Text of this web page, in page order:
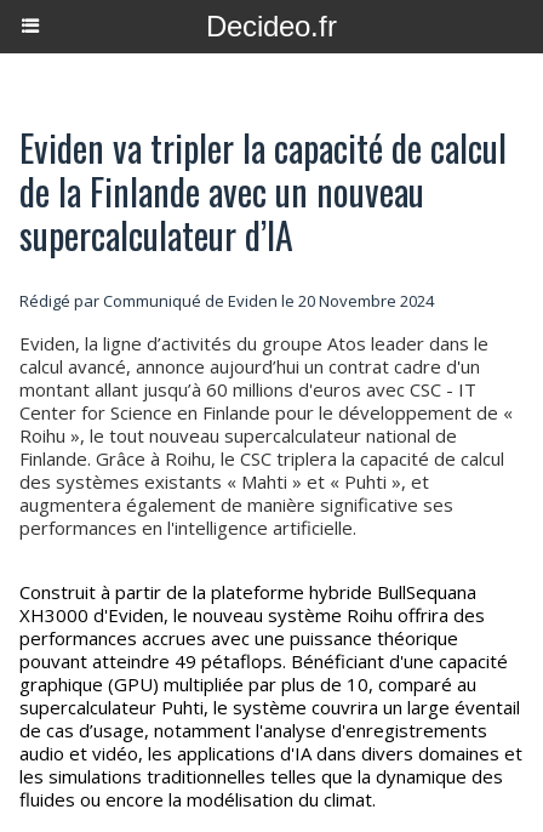
Decideo.fr
Eviden va tripler la capacité de calcul
de la Finlande avec un nouveau
supercalculateur d’IA
Rédigé par Communiqué de Eviden le 20 Novembre 2024
Eviden, la ligne d’activités du groupe Atos leader dans le
calcul avancé, annonce aujourd’hui un contrat cadre d'un
montant allant jusqu’à 60 millions d'euros avec CSC - IT
Center for Science en Finlande pour le développement de «
Roihu », le tout nouveau supercalculateur national de
Finlande. Grâce à Roihu, le CSC triplera la capacité de calcul
des systèmes existants « Mahti » et « Puhti », et
augmentera également de manière significative ses
performances en l'intelligence artificielle.
Construit à partir de la plateforme hybride BullSequana
XH3000 d'Eviden, le nouveau système Roihu offrira des
performances accrues avec une puissance théorique
pouvant atteindre 49 pétaflops. Bénéficiant d'une capacité
graphique (GPU) multipliée par plus de 10, comparé au
supercalculateur Puhti, le système couvrira un large éventail
de cas d’usage, notamment l'analyse d'enregistrements
audio et vidéo, les applications d'IA dans divers domaines et
les simulations traditionnelles telles que la dynamique des
fluides ou encore la modélisation du climat.